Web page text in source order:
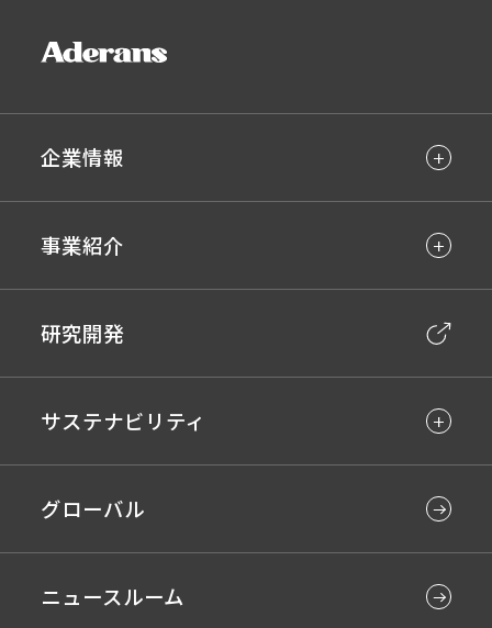
企業情報
事業紹介
研究開発
サステナビリティ
グローバル
ニュースルーム